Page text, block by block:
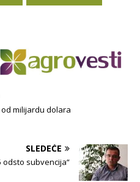
milijardu dolara
SLEDEĆE
odsto subvencija“